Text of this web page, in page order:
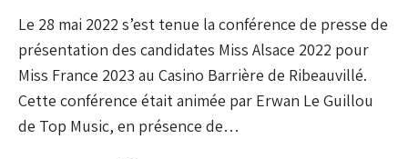
Le 28 mai 2022 s’est tenue la conférence de presse de
présentation des candidates Miss Alsace 2022 pour
Miss France 2023 au Casino Barrière de Ribeauvillé.
Cette conférence était animée par Erwan Le Guillou
de Top Music, en présence de…